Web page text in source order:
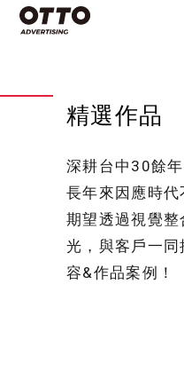
精選作品
深耕台中30餘
長年來因應時代
期望透過視覺整
光，與客戶一
容&作品案例！